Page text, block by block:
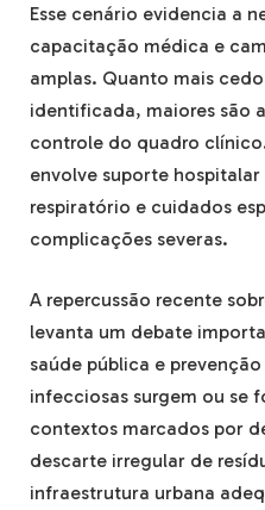
Esse cenário evidencia a
capacitação médica e
amplas. Quanto mais
identificada, maiores são
controle do quadro
envolve suporte
respiratório e cuidados
complicações severas.
A repercussão recente
levanta um debate
saúde pública e
infecciosas surgem ou se
contextos marcados por
descarte irregular de
infraestrutura urbana